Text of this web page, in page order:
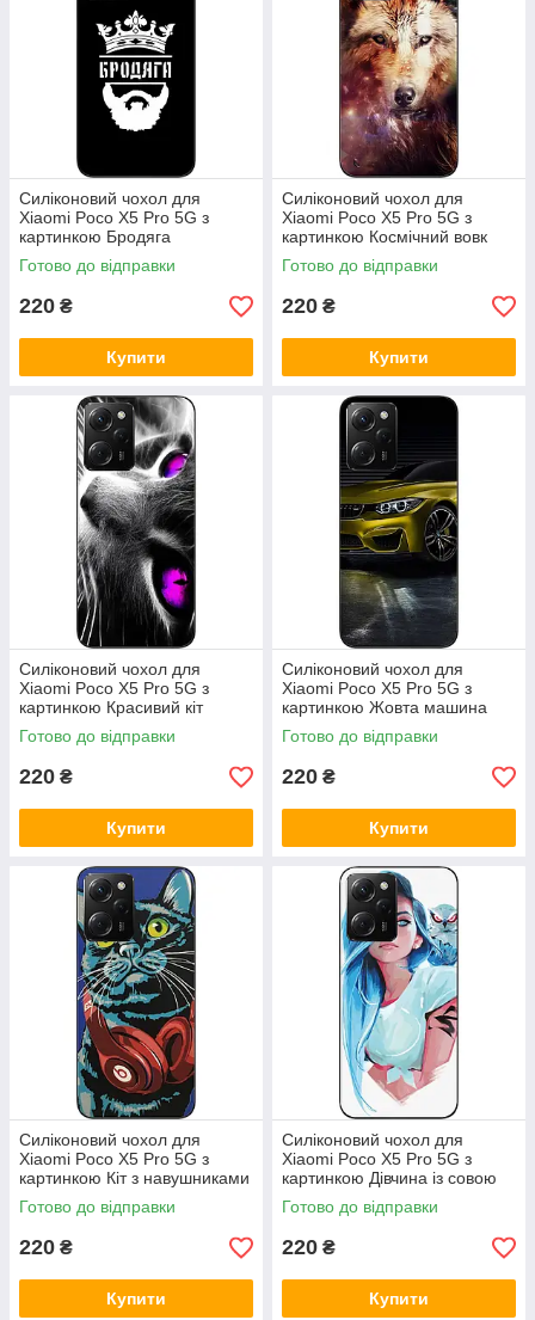
Силіконовий чохол для
Xiaomi Poco X5 Pro 5G з
картинкою Бродяга
Готово до відправки
220 ₴
Купити
Силіконовий чохол для
Xiaomi Poco X5 Pro 5G з
картинкою Космічний вовк
Готово до відправки
220 ₴
Купити
Силіконовий чохол для
Xiaomi Poco X5 Pro 5G з
картинкою Красивий кіт
Готово до відправки
220 ₴
Купити
Силіконовий чохол для
Xiaomi Poco X5 Pro 5G з
картинкою Жовта машина
Готово до відправки
220 ₴
Купити
Силіконовий чохол для
Xiaomi Poco X5 Pro 5G з
картинкою Кіт з навушниками
Готово до відправки
220 ₴
Купити
Силіконовий чохол для
Xiaomi Poco X5 Pro 5G з
картинкою Дівчина із совою
Готово до відправки
220 ₴
Купити